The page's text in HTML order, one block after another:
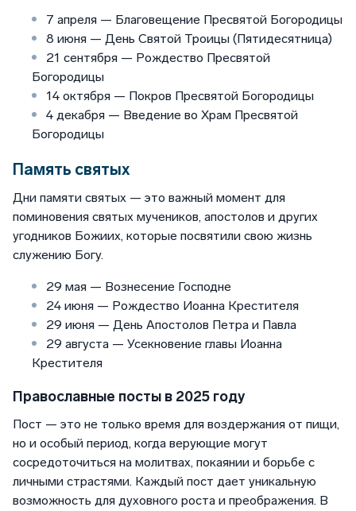
7 апреля — Благовещение Пресвятой Богородицы
8 июня — День Святой Троицы (Пятидесятница)
21 сентября — Рождество Пресвятой
Богородицы
14 октября — Покров Пресвятой Богородицы
4 декабря — Введение во Храм Пресвятой
Богородицы
Память святых
Дни памяти святых — это важный момент для
поминовения святых мучеников, апостолов и других
угодников Божиих, которые посвятили свою жизнь
служению Богу.
29 мая — Вознесение Господне
24 июня — Рождество Иоанна Крестителя
29 июня — День Апостолов Петра и Павла
29 августа — Усекновение главы Иоанна
Крестителя
Православные посты в 2025 году
Пост — это не только время для воздержания от пищи,
но и особый период, когда верующие могут
сосредоточиться на молитвах, покаянии и борьбе с
личными страстями. Каждый пост дает уникальную
возможность для духовного роста и преображения. В